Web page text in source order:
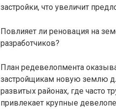
застройки, что увеличит
Повлияет ли реновация на
разработчиков?
План редевелопмента
застройщикам новую землю
развитых районах, где часто
привлекает крупные